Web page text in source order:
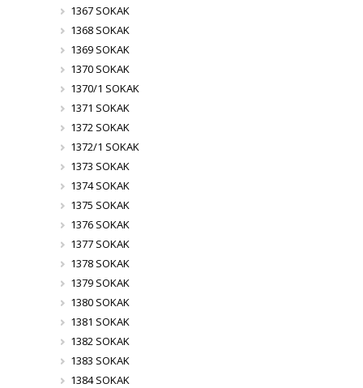
1367 SOKAK
1368 SOKAK
1369 SOKAK
1370 SOKAK
1370/1 SOKAK
1371 SOKAK
1372 SOKAK
1372/1 SOKAK
1373 SOKAK
1374 SOKAK
1375 SOKAK
1376 SOKAK
1377 SOKAK
1378 SOKAK
1379 SOKAK
1380 SOKAK
1381 SOKAK
1382 SOKAK
1383 SOKAK
1384 SOKAK